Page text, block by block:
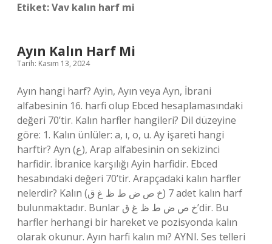
Etiket:Vav kalın harf mi
Ayın Kalın Harf Mi
Tarih: Kasım 13, 2024
Ayın hangi harf? Ayin, Ayın veya Ayn, İbrani
alfabesinin 16. harfi olup Ebced hesaplamasındaki
değeri 70’tir. Kalın harfler hangileri? Dil düzeyine
göre: 1. Kalın ünlüler: a, ı, o, u. Ay işareti hangi
harftir? Ayn (ع), Arap alfabesinin on sekizinci
harfidir. İbranice karşılığı Ayin harfidir. Ebced
hesabındaki değeri 70’tir. Arapçadaki kalın harfler
nelerdir? Kalın (خ ص ض ط ظ غ ق) 7 adet kalın harf
bulunmaktadır. Bunlar خ ص ض ط ظ غ ق’dir. Bu
harfler herhangi bir hareket ve pozisyonda kalın
olarak okunur. Ayın harfi kalın mı? AYNI. Ses telleri